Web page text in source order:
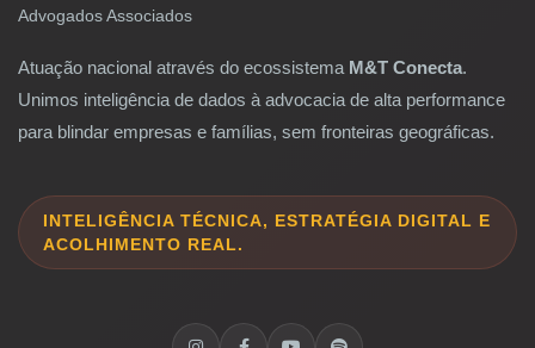
Advogados Associados
Atuação nacional através do ecossistema M&T Conecta.
Unimos inteligência de dados à advocacia de alta performance
para blindar empresas e famílias, sem fronteiras geográficas.
INTELIGÊNCIA TÉCNICA, ESTRATÉGIA DIGITAL E
ACOLHIMENTO REAL.